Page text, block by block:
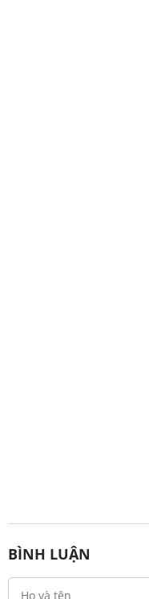
BÌNH LUẬN